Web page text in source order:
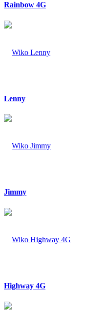
Rainbow 4G
Lenny
Jimmy
Highway 4G